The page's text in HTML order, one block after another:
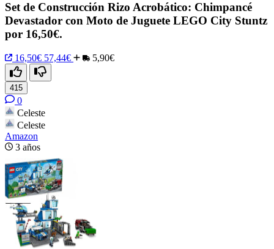
Set de Construcción Rizo Acrobático: Chimpancé
Devastador con Moto de Juguete LEGO City Stuntz
por 16,50€.
16,50€ 57,44€ 5,90€
415
0
Celeste
Celeste
Amazon
3 años